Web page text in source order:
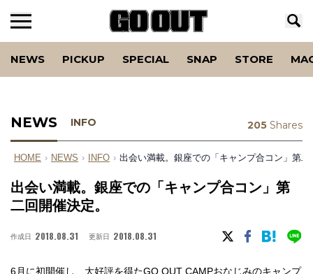
NEWS PICKUP SPECIAL SNAP STORE
NEWS INFO
HOME › NEWS › INFO › 出会い満載。銀座での「キャンプ合コン」第二
出会い満載。銀座での「キャンプ合コン」第
二回開催決定。
作成日 2018.08.31 更新日 2018.08.31
205 Shares
6月に初開催し、大好評を得たGO OUT CAMPおなじみのキャンプ